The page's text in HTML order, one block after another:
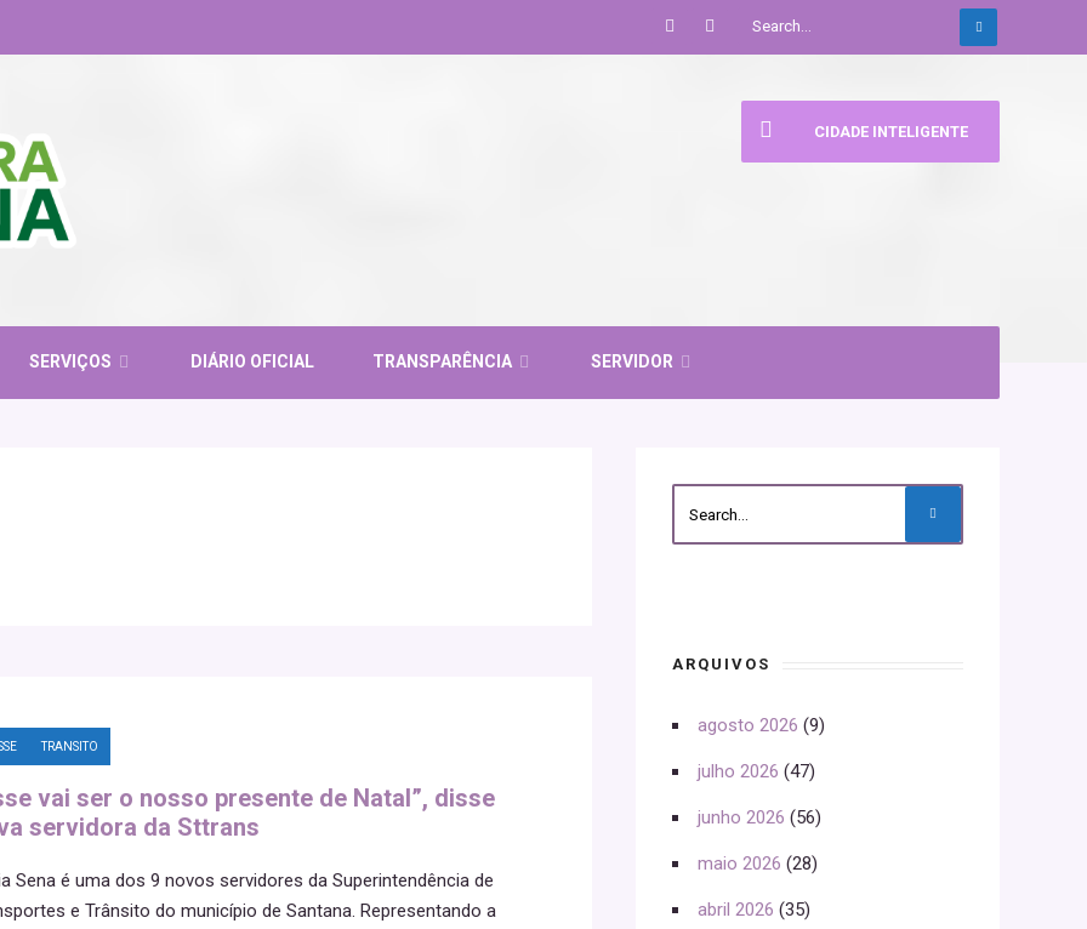
SERVIÇOS DIÁRIO OFICIAL TRANSPARÊNCIA SERVIDOR
CIDADE INTELIGENTE
TRANSITO
vai ser o nosso presente de Natal”, disse
servidora da Sttrans
Sena é uma dos 9 novos servidores da Superintendência de
e Trânsito do município de Santana. Representando a
ARQUIVOS
agosto 2026 (9)
julho 2026 (47)
junho 2026 (56)
maio 2026 (28)
abril 2026 (35)